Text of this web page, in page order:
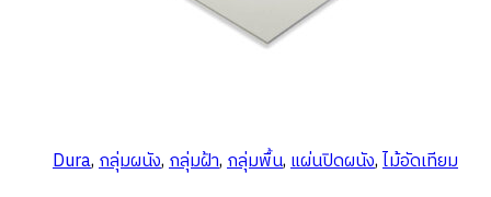
Dura,กลุ่มผนัง,กลุ่มฝ้า,กลุ่มพื้น,แผ่นปิดผนัง,ไม้อัดเทียม